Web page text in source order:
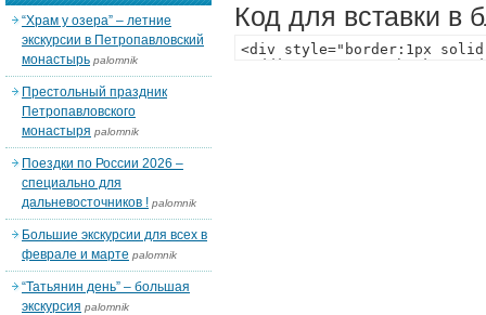
Код для вставки в
“Храм у озера” – летние
экскурсии в Петропавловский
монастырь palomnik
Престольный праздник
Петропавловского
монастыря palomnik
Поездки по России 2026 –
специально для
дальневосточников ! palomnik
Большие экскурсии для всех в
феврале и марте palomnik
“Татьянин день” – большая
экскурсия palomnik